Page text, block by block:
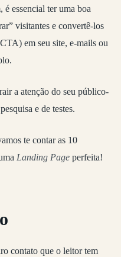
é essencial ter uma boa
visitantes e convertê-los
em seu site, e-mails ou
a atenção do seu público-
e de testes.
te contar as 10
Landing Page perfeita!
contato que o leitor tem